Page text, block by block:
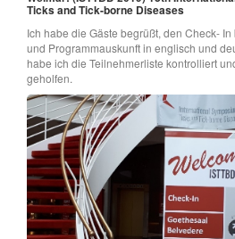
Ticks and Tick-borne Diseases
Ich habe die Gäste begrüßt, den Check-
und Programmauskunft in englisch und
habe ich die Teilnehmerliste kontrolliert
geholfen.